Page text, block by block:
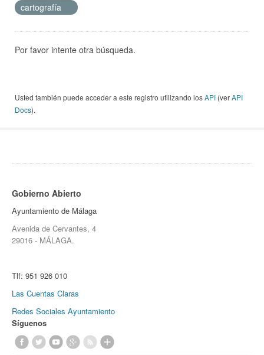
cartografía
Por favor intente otra búsqueda.
Usted también puede acceder a este registro utilizando losAPI (verAPI
Docs).
Gobierno Abierto
Ayuntamiento de Málaga
Avenida de Cervantes, 4
29016 - MÁLAGA.
Tlf: 951 926 010
Las Cuentas Claras
Redes Sociales Ayuntamiento
Síguenos